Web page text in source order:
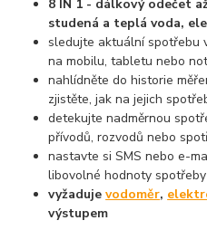
8 IN 1 - dálkový odečet
studená a teplá voda,
sledujte aktuální spotřebu
na mobilu, tabletu nebo
nahlídněte do historie
zjistěte, jak na jejich
detekujte nadměrnou
přívodů, rozvodů nebo
nastavte si SMS nebo e-
libovolné hodnoty spotřeby
vyžadujevodoměr,
výstupem